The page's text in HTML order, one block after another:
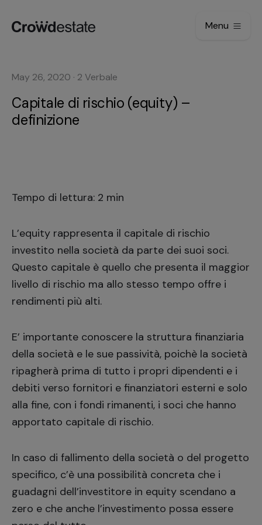
Menu
May 26, 2020 · 2 Verbale
Capitale di rischio (equity) –
definizione
Tempo di lettura: 2 min
L’equity rappresenta il capitale di rischio
investito nella società da parte dei suoi soci.
Questo capitale è quello che presenta il maggior
livello di rischio ma allo stesso tempo offre i
rendimenti più alti.
E’ importante conoscere la struttura finanziaria
della società e le sue passività, poichè la società
ripagherà prima di tutto i propri dipendenti e i
debiti verso fornitori e finanziatori esterni e solo
alla fine, con i fondi rimanenti, i soci che hanno
apportato capitale di rischio.
In caso di fallimento della società o del progetto
specifico, c’è una possibilità concreta che i
guadagni dell’investitore in equity scendano a
zero e che anche l’investimento possa essere